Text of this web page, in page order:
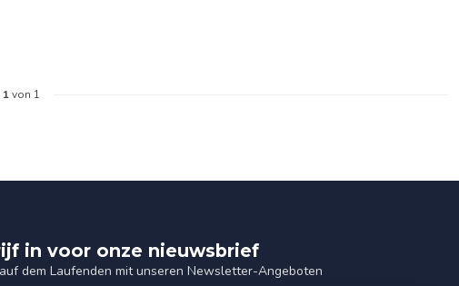
1von 1
in voor onze nieuwsbrief
dem Laufenden mit unseren Newsletter-Angeboten